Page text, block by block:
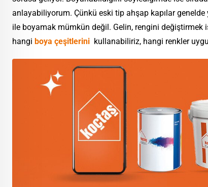
anlayabiliyorum. Çünkü eski tip ahşap kapılar genelde
ile boyamak mümkün değil. Gelin, rengini değiştirmek
hangi boya çeşitlerini kullanabiliriz, hangi renkler